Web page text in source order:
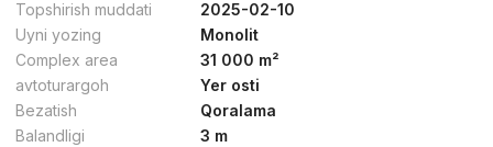
Topshirish muddati
2025-02-10
Uyni yozing
Monolit
Complex area
31 000 m²
avtoturargoh
Yer osti
Bezatish
Qoralama
Balandligi
3 m